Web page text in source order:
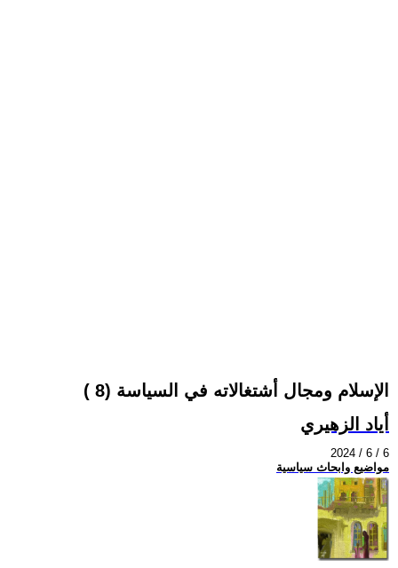
الإسلام ومجال أشتغالاته في السياسة (8 )
أياد الزهيري
2024 / 6 / 6
مواضيع وابحاث سياسية